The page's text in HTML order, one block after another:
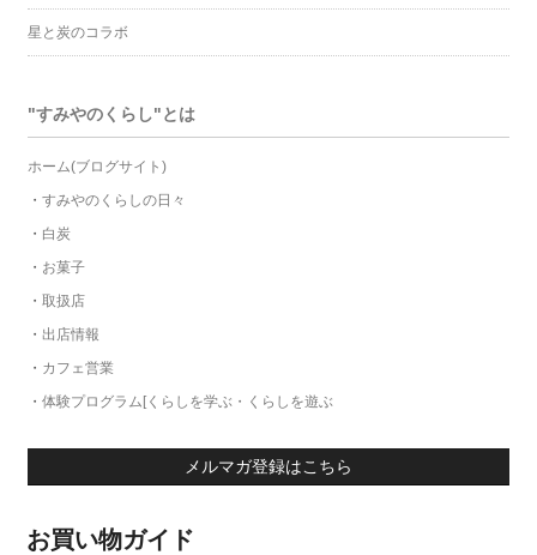
星と炭のコラボ
"すみやのくらし"とは
ホーム(ブログサイト)
・ すみやのくらしの日々
・ 白炭
・ お菓子
・ 取扱店
・ 出店情報
・ カフェ営業
・ 体験プログラム[くらしを学ぶ・くらしを遊ぶ
メルマガ登録はこちら
お買い物ガイド